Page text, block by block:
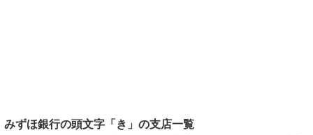
みずほ銀行の頭文字「き」の支店一覧